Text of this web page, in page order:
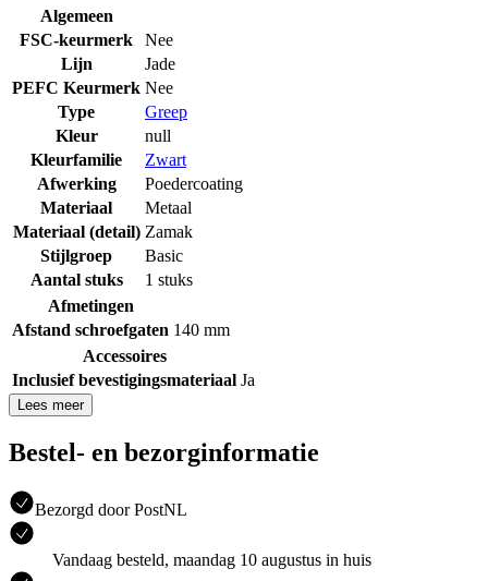
Algemeen
FSC-keurmerk
Nee
Lijn
Jade
PEFC Keurmerk Nee
Type
Greep
Kleur
null
Kleurfamilie
Zwart
Afwerking
Poedercoating
Materiaal
Metaal
Materiaal (detail) Zamak
Stijlgroep
Basic
Aantal stuks
1 stuks
Afmetingen
Afstand schroefgaten 140 mm
Accessoires
Inclusief bevestigingsmateriaal Ja
Lees meer
Bestel- en bezorginformatie
Bezorgd door PostNL
Vandaag besteld, maandag 10 augustus in huis